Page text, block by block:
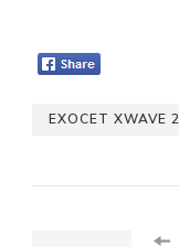
EXOCET XWAVE